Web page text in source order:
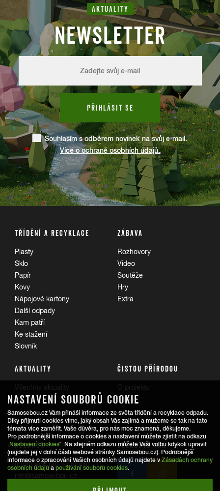
AKTUALITY
NEWSLETTER
PŘIHLÁSIT SE
Souhlasím s odběrem novinek na svůj e-mail.
Více o ochraně osobních údajů.
TŘÍDĚNÍ A RECYKLACE
Plasty
Sklo
Papír
Kovy
Nápojové kartony
Další odpady
Kam patří
Ke stažení
Slovník
ZÁBAVA
Rozhovory
Video
Soutěže
Hry
Extra
AKTUALITY ČISTOU PŘÍRODOU
Trasy
REDAKCE
Informace pro veřejnost:
SLEDUJTE NÁS
NASTAVENÍ SOUBORŮ COOKIE
Samosebou.cz Vám přináší informace ze světa třídění a recyklace odpadu.
Díky přijmutí cookies víme, jaký obsah Vás zajímá a můžeme se tak na tato
témata více zaměřit. Vaše důvěra, pro nás moc znamená, děkujeme.
Pro podrobnější informace o cookies a nastavení můžete zjistit na odkazu
„Nastavení cookies“. Na stejném odkazu můžete Vaši volbu kdykoli upravit
(najdete jej v dolní části webové stránky Samosebou.cz). Podrobnější
informace o zpracování Vašich osobních údajů najdete vZásadách ochrany
osobních údajů a používání souborů cookies.